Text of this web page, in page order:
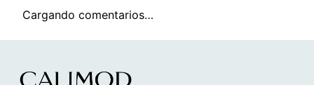
Cargando comentarios…